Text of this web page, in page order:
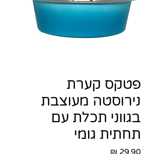
פטקס קערת
נירוסטה מעוצבת
בגווני תכלת עם
תחתית גומי